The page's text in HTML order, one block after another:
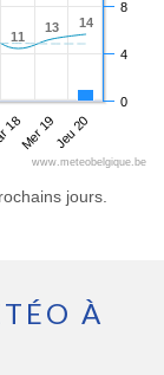
11
11
13
13 14
14
18Mer 19Jeu 20
0
4
8
www.meteobelgique.be
jours.
À